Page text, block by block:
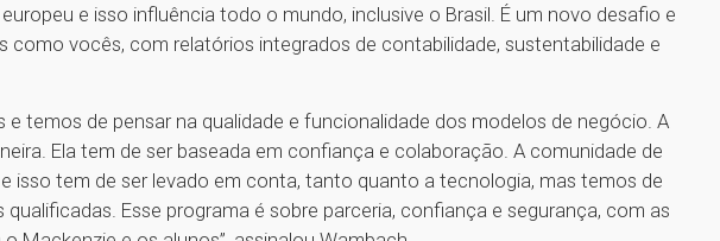
e isso influência todo o mundo, inclusive o Brasil. É um novo desafio e
como vocês, com relatórios integrados de contabilidade, sustentabilidade e
e temos de pensar na qualidade e funcionalidade dos modelos de negócio. A
Ela tem de ser baseada em confiança e colaboração. A comunidade de
isso tem de ser levado em conta, tanto quanto a tecnologia, mas temos de
Esse programa é sobre parceria, confiança e segurança, com as